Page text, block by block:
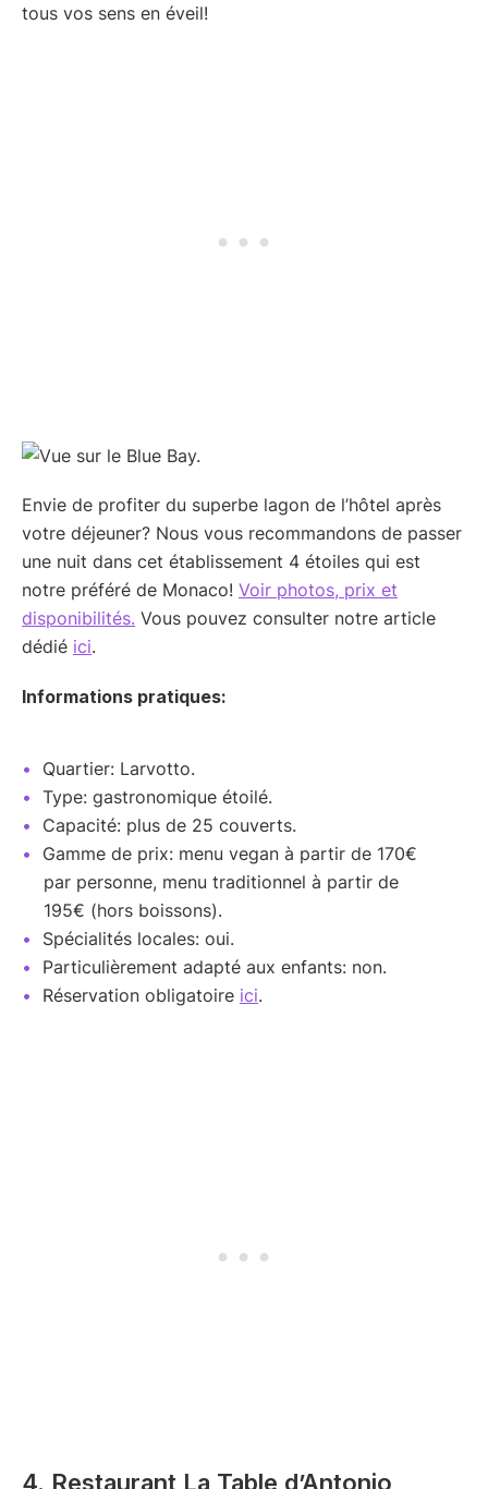
tous vos sens en éveil!
Envie de profiter du superbe lagon de l’hôtel après
votre déjeuner? Nous vous recommandons de passer
une nuit dans cet établissement 4 étoiles qui est
notre préféré de Monaco! Voir photos, prix et
disponibilités. Vous pouvez consulter notre article
dédié ici.
Informations pratiques:
Quartier: Larvotto.
Type: gastronomique étoilé.
Capacité: plus de 25 couverts.
Gamme de prix: menu vegan à partir de 170€
par personne, menu traditionnel à partir de
195€ (hors boissons).
Spécialités locales: oui.
Particulièrement adapté aux enfants: non.
Réservation obligatoire ici.
4. Restaurant La Table d’Antonio